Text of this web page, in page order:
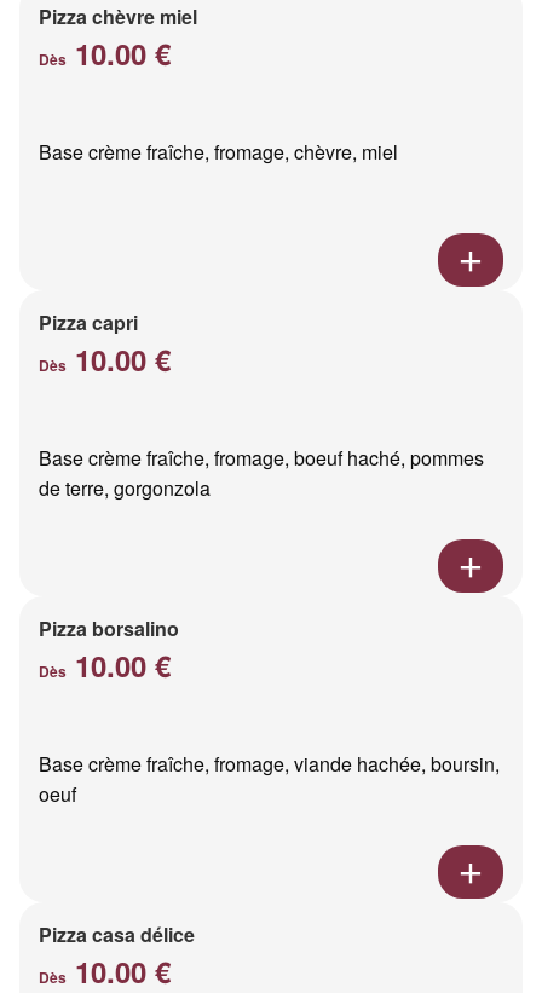
Pizza chèvre miel
Dès 10.00 €
Base crème fraîche, fromage, chèvre, miel
Pizza capri
Dès 10.00 €
Base crème fraîche, fromage, boeuf haché, pommes
de terre, gorgonzola
Pizza borsalino
Dès 10.00 €
Base crème fraîche, fromage, viande hachée, boursin,
oeuf
Pizza casa délice
Dès 10.00 €